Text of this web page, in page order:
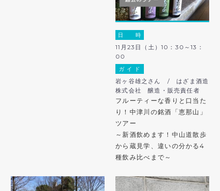
日 時
11月23日（土）10：30～13：
00
ガ イ ド
岩ヶ谷雄之さん / はざま酒造
株式会社 醸造・販売責任者
フルーティーな香りと口当た
り！中津川の銘酒「恵那山」
ツアー
～新酒飲めます！中山道散歩
から蔵見学、違いの分かる4
種飲み比べまで～